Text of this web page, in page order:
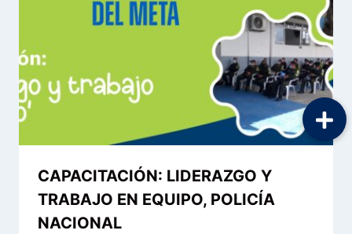
CAPACITACIÓN: LIDERAZGO Y
TRABAJO EN EQUIPO, POLICÍA
NACIONAL